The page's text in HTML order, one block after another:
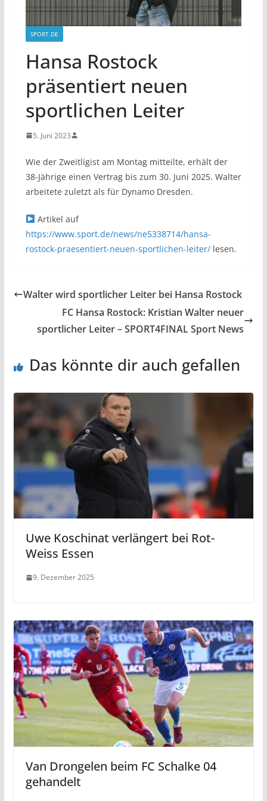
SPORT.DE
Hansa Rostock
präsentiert neuen
sportlichen Leiter
5. Juni 2023
Wie der Zweitligist am Montag mitteilte, erhält der
38-Jährige einen Vertrag bis zum 30. Juni 2025. Walter
arbeitete zuletzt als für Dynamo Dresden.
Artikel auf
https://www.sport.de/news/ne5338714/hansa-
rostock-praesentiert-neuen-sportlichen-leiter/lesen.
Walter wird sportlicher Leiter bei Hansa Rostock
FC Hansa Rostock: Kristian Walter neuer
sportlicher Leiter – SPORT4FINAL Sport News
Das könnte dir auch gefallen
Uwe Koschinat verlängert bei Rot-
Weiss Essen
9. Dezember 2025
Van Drongelen beim FC Schalke 04
gehandelt